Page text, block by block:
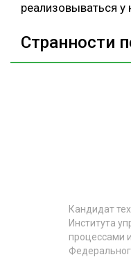
реализовываться у
Странности
Кандидат
Института
процессами